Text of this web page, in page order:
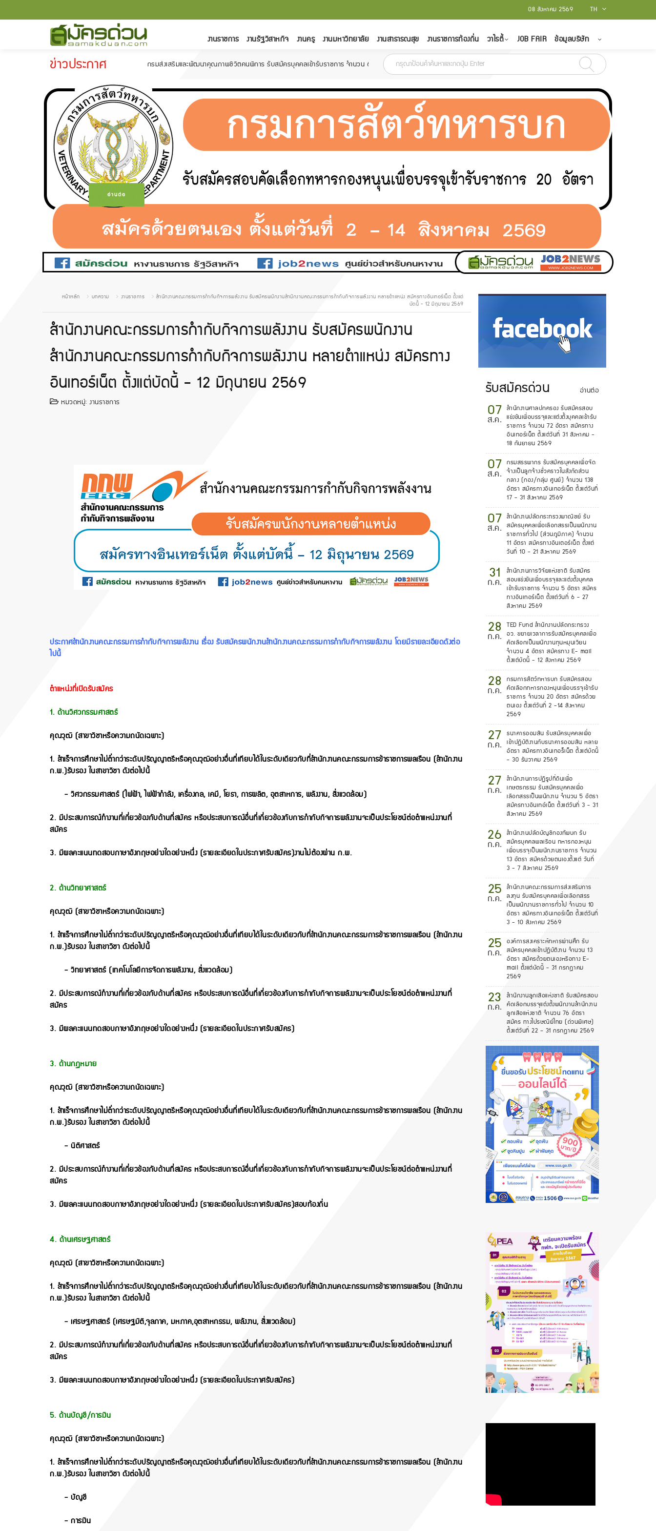
TH
08 สิงหาคม 2569
งานราชการ งานรัฐวิสาหกิจ งานครู งานมหาวิทยาลัย งานสาธารณสุข งานราชการท้องถิ่น วาไรตี้ JOB FAIR ข้อมูลบริษัท
ข่าวประกาศ กรมส่งเสริมและพัฒนาคุณภาพชีวิตคนพิการ รับสมัครบุคคลเข้ารับราชการ จำนวน 6 อัตรา สมัครตั้งแต่วันที่ 18 กุมภาพันธ์ - 15 มีนาคม 2565 สถาบันบัณฑิตพัฒนศิลป์ รับสมัครบุคคลเป็นพนักงาน
-
อ่านต่อ
หน้าหลัก บทความ งานราชการ
สำนักงานคณะกรรมการกำกับกิจการพลังงาน รับสมัครพนักงานสำนักงานคณะกรรมการกำกับกิจการพลังงาน หลายตำแหน่ง สมัครทางอินเทอร์เน็ต ตั้งแต่
บัดนี้ - 12 มิถุนายน 2569
สำนักงานคณะกรรมการกำกับกิจการพลังงาน รับสมัครพนักงาน
สำนักงานคณะกรรมการกำกับกิจการพลังงาน หลายตำแหน่ง สมัครทาง
อินเทอร์เน็ต ตั้งแต่บัดนี้ - 12 มิถุนายน 2569
หมวดหมู่: งานราชการ
ประกาศสำนักงานคณะกรรมการกำกับกิจการพลังงาน เรื่อง รับสมัครพนักงานสำนักงานคณะกรรมการกำกับกิจการพลังงาน โดยมีรายละเอียดดังต่อ
ไปนี้
ตำแหน่งที่เปิดรับสมัคร
1. ด้านวิศวกรรมศาสตร์
คุณวุฒิ (สาขาวิชาหรือความถนัดเฉพาะ)
1. สำเร็จการศึกษาไม่ต่ำกว่าระดับปริญญาตรีหรือคุณวุฒิอย่างอื่นที่เทียบได้ในระดับเดียวกับที่สำนักงานคณะกรรมการข้าราชการพลเรือน (สำนักงาน
ก.พ.)รับรอง ในสาขาวิชา ดังต่อไปนี้
- วิศวกรรมศาสตร์ (ไฟฟ้า, ไฟฟ้ากำลัง, เครื่องกล, เคมี, โยธา, การผลิต, อุตสาหการ, พลังงาน, สิ่งแวดล้อม)
2. มีประสบการณ์ทำงานที่เกี่ยวข้องกับด้านที่สมัคร หรือประสบการณ์อื่นที่เกี่ยวข้องกับการกำกับกิจการพลังงานจะเป็นประโยชน์ต่อตำแหน่งงานที่
สมัคร
3. มีผลคะแนนทดสอบภาษาอังกฤษอย่างใดอย่างหนึ่ง (รายละเอียดในประกาศรับสมัคร)งานไม่ต้องผ่าน ก.พ.
2. ด้านวิทยาศาสตร์
คุณวุฒิ (สาขาวิชาหรือความถนัดเฉพาะ)
1. สำเร็จการศึกษาไม่ต่ำกว่าระดับปริญญาตรีหรือคุณวุฒิอย่างอื่นที่เทียบได้ในระดับเดียวกับที่สำนักงานคณะกรรมการข้าราชการพลเรือน (สำนักงาน
ก.พ.)รับรอง ในสาขาวิชา ดังต่อไปนี้
- วิทยาศาสตร์ (เทคโนโลยีการจัดการพลังงาน, สิ่งแวดล้อม)
2. มีประสบการณ์ทำงานที่เกี่ยวข้องกับด้านที่สมัคร หรือประสบการณ์อื่นที่เกี่ยวข้องกับการกำกับกิจการพลังงานจะเป็นประโยชน์ต่อตำแหน่งงานที่
สมัคร
3. มีผลคะแนนทดสอบภาษาอังกฤษอย่างใดอย่างหนึ่ง (รายละเอียดในประกาศรับสมัคร)
3. ด้านกฎหมาย
คุณวุฒิ (สาขาวิชาหรือความถนัดเฉพาะ)
1. สำเร็จการศึกษาไม่ต่ำกว่าระดับปริญญาตรีหรือคุณวุฒิอย่างอื่นที่เทียบได้ในระดับเดียวกับที่สำนักงานคณะกรรมการข้าราชการพลเรือน (สำนักงาน
ก.พ.)รับรอง ในสาขาวิชา ดังต่อไปนี้
- นิติศาสตร์
2. มีประสบการณ์ทำงานที่เกี่ยวข้องกับด้านที่สมัคร หรือประสบการณ์อื่นที่เกี่ยวข้องกับการกำกับกิจการพลังงานจะเป็นประโยชน์ต่อตำแหน่งงานที่
สมัคร
3. มีผลคะแนนทดสอบภาษาอังกฤษอย่างใดอย่างหนึ่ง (รายละเอียดในประกาศรับสมัคร)สอบท้องถิ่น
4. ด้านเศรษฐศาสตร์
คุณวุฒิ (สาขาวิชาหรือความถนัดเฉพาะ)
1. สำเร็จการศึกษาไม่ต่ำกว่าระดับปริญญาตรีหรือคุณวุฒิอย่างอื่นที่เทียบได้ในระดับเดียวกับที่สำนักงานคณะกรรมการข้าราชการพลเรือน (สำนักงาน
ก.พ.)รับรอง ในสาขาวิชา ดังต่อไปนี้
- เศรษฐศาสตร์ (เศรษฐมิติ,จุลภาค, มหภาค,อุตสาหกรรม, พลังงาน, สิ่งแวดล้อม)
2. มีประสบการณ์ทำงานที่เกี่ยวข้องกับด้านที่สมัคร หรือประสบการณ์อื่นที่เกี่ยวข้องกับการกำกับกิจการพลังงานจะเป็นประโยชน์ต่อตำแหน่งงานที่
สมัคร
3. มีผลคะแนนทดสอบภาษาอังกฤษอย่างใดอย่างหนึ่ง (รายละเอียดในประกาศรับสมัคร)
5. ด้านบัญชี/การเงิน
คุณวุฒิ (สาขาวิชาหรือความถนัดเฉพาะ)
1. สำเร็จการศึกษาไม่ต่ำกว่าระดับปริญญาตรีหรือคุณวุฒิอย่างอื่นที่เทียบได้ในระดับเดียวกับที่สำนักงานคณะกรรมการข้าราชการพลเรือน (สำนักงาน
ก.พ.)รับรอง ในสาขาวิชา ดังต่อไปนี้
- บัญชี
- การเงิน
.
รับสมัครด่วน อ่านต่อ
07
ส.ค.
สำนักงานศาลปกครอง รับสมัครสอบ
แข่งขันเพื่อบรรจุและแต่งตั้งบุคคลเข้ารับ
ราชการ จำนวน 72 อัตรา สมัครทาง
อินเทอร์เน็ต ตั้งแต่วันที่ 31 สิงหาคม -
18 กันยายน 2569
07
ส.ค.
กรมสรรพากร รับสมัครบุคคลเพื่อจัด
จ้างเป็นลูกจ้างชั่วคราวในสังกัดส่วน
กลาง (กอง/กลุ่ม ศูนย์) จำนวน 138
อัตรา สมัครทางอินเทอร์เน็ต ตั้งแต่วันที่
17 - 31 สิงหาคม 2569
07
ส.ค.
สำนักงานปลัดกระทรวงพาณิชย์ รับ
สมัครบุคคลเพื่อเลือกสรรเป็นพนักงาน
ราชการทั่วไป (ส่วนภูมิภาค) จำนวน
11 อัตรา สมัครทางอินเตอร์เน็ต ตั้งแต่
วันที่ 10 - 21 สิงหาคม 2569
31
ก.ค.
สำนักงานการวิจัยแห่งชาติ รับสมัคร
สอบแข่งขันเพื่อบรรจุและแต่งตั้งบุคคล
เข้ารับราชการ จำนวน 5 อัตรา สมัคร
ทางอินเทอร์เน็ต ตั้งแต่วันที่ 6 - 27
สิงหาคม 2569
28
ก.ค.
TED Fund สำนักงานปลัดกระทรวง
อว. ขยายเวลาการรับสมัครบุคคลเพื่อ
คัดเลือกเป็นพนักงานทุนหมุนเวียน
จำนวน 4 อัตรา สมัครทาง E- mail
ตั้งแต่บัดนี้ - 12 สิงหาคม 2569
28
ก.ค.
กรมการสัตว์ทหารบก รับสมัครสอบ
คัดเลือกทหารกองหนุนเพื่อบรรจุเข้ารับ
ราชการ จำนวน 20 อัตรา สมัครด้วย
ตนเอง ตั้งแต่วันที่ 2 -14 สิงหาคม
2569
27
ก.ค.
ธนาคารออมสิน รับสมัครบุคคลเพื่อ
เข้าปฏิบัติงานกับธนาคารออมสิน หลาย
อัตรา สมัครทางอินเทอร็เน็ต ตั้งแต่บัดนี้
- 30 ธันวาคม 2569
27
ก.ค.
สำนักงานการปฏิรูปที่ดินเพื่อ
เกษตรกรรม รับสมัครบุคคลเพื่อ
เลือกสรรเป็นพนักงาน จำนวน 5 อัตรา
สมัครทางอินเทอ์เน็ต ตั้งแต่วันที่ 3 - 31
สิงหาคม 2569
26
ก.ค.
สำนักงานปลัดบัญชีกองทัพบก รับ
สมัครบุคคลพลเรือน ทหารกองหนุน
เพื่อบรรจุเป็นพนักงานราชการ จำนวน
13 อัตรา สมัครด้วยตนเองตั้งแต่ วันที่
3 - 7 สิงหาคม 2569
25
ก.ค.
สำนักงานคณะกรรมการส่งเสริมการ
ลงทุน รับสมัครบุคคลเพื่อเลือกสรร
เป็นพนักงานราชการทั่วไป จำนวน 10
อัตรา สมัครทางอินเทอร์เน็ต ตั้งแต่วันที่
3 - 10 สิงหาคม 2569
25
ก.ค.
องค์การสงเคราะห์ทหารผ่านศึก รับ
สมัครบุคคลเข้าปฏิบัติงาน จำนวน 13
อัตรา สมัครด้วยตนเองหรือทาง E-
mail ตั้งแต่บัดนี้ - 31 กรกฎาคม
2569
23
ก.ค.
สํานักงานลูกเสือแห่งชาติ รับสมัครสอบ
คัดเลือกบรรจุแต่งตั้งพนักงานสํานักงาน
ลูกเสือแห่งชาติ จำนวน 76 อัตรา
สมัคร ทางไปรษณีย์ไทย (ด่วนพิเศษ)
ตั้งแต่วันที่ 22 – 31 กรกฎาคม 2569